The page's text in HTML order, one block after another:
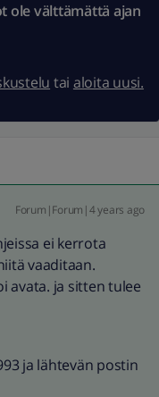
ole välttämättä ajan
tai aloita uusi.
Forum|Forum|4 years ago
ei kerrota
vaaditaan.
avata. ja sitten tulee
ja lähtevän postin